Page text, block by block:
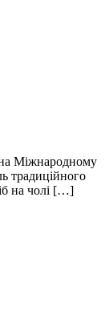
Міжнародному
традиційного
на чолі […]